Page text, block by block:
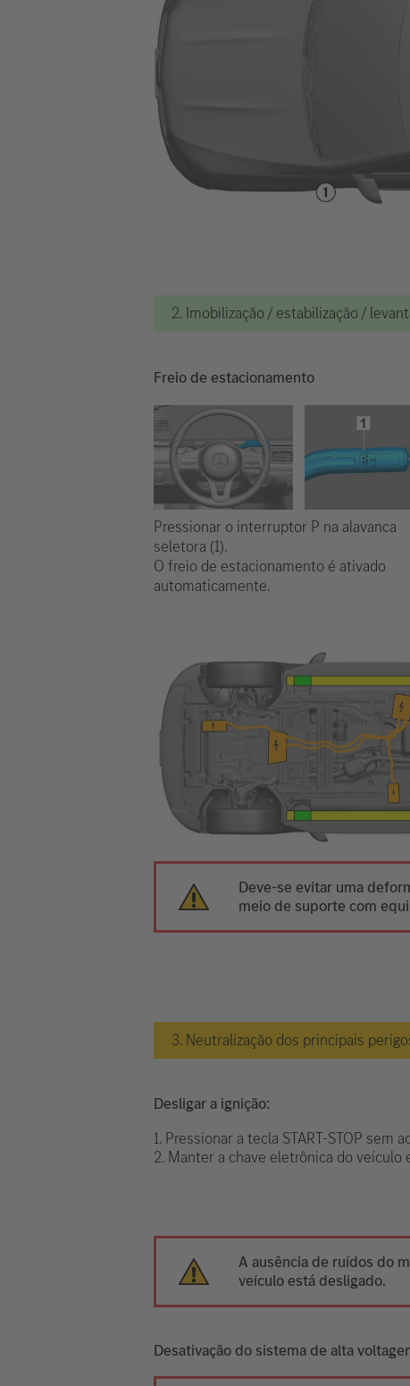
2. Imobilização / estabilização /
Freio de estacionamento
Pressionar o interruptor P na alavanca
seletora (1).
O freio de estacionamento é ativado
automaticamente.
Deve-se evitar uma
meio de suporte com
3. Neutralização dos principais
Desligar a ignição:
1. Pressionar a tecla START-STOP sem
2. Manter a chave eletrônica do
A ausência de ruídos do
veículo está desligado.
Desativação do sistema de alta